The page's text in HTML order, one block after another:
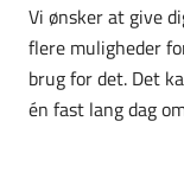
Vi ønsker at give
flere muligheder
brug for det. Det
én fast lang dag